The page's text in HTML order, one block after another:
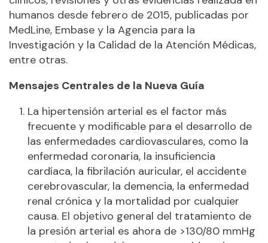
humanos desde febrero de 2015, publicadas por
MedLine, Embase y la Agencia para la
Investigación y la Calidad de la Atención Médicas,
entre otras.
Mensajes Centrales de la Nueva Guía
La hipertensión arterial es el factor más
frecuente y modificable para el desarrollo de
las enfermedades cardiovasculares, como la
enfermedad coronaria, la insuficiencia
cardíaca, la fibrilación auricular, el accidente
cerebrovascular, la demencia, la enfermedad
renal crónica y la mortalidad por cualquier
causa. El objetivo general del tratamiento de
la presión arterial es ahora de >130/80 mmHg